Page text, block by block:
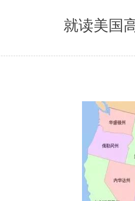
就读美国